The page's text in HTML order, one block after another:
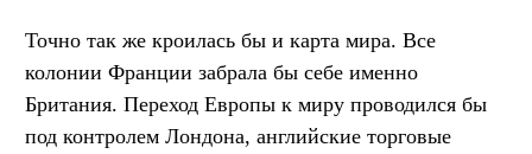
Точно так же кроилась бы и карта мира. Все
колонии Франции забрала бы себе именно
Британия. Переход Европы к миру проводился бы
под контролем Лондона, английские торговые